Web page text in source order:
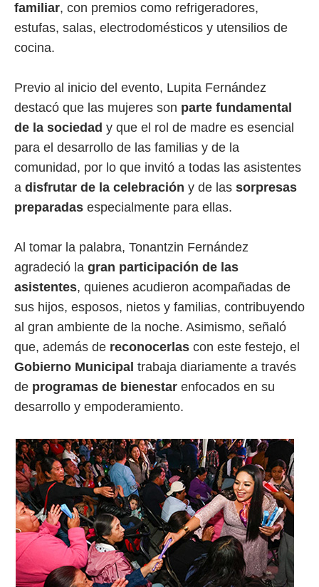
familiar, con premios como refrigeradores,
estufas, salas, electrodomésticos y utensilios de
cocina.
Previo al inicio del evento, Lupita Fernández
destacó que las mujeres son parte fundamental
de la sociedad y que el rol de madre es esencial
para el desarrollo de las familias y de la
comunidad, por lo que invitó a todas las asistentes
a disfrutar de la celebración y de las sorpresas
preparadas especialmente para ellas.
Al tomar la palabra, Tonantzin Fernández
agradeció la gran participación de las
asistentes, quienes acudieron acompañadas de
sus hijos, esposos, nietos y familias, contribuyendo
al gran ambiente de la noche. Asimismo, señaló
que, además de reconocerlas con este festejo, el
Gobierno Municipal trabaja diariamente a través
de programas de bienestar enfocados en su
desarrollo y empoderamiento.